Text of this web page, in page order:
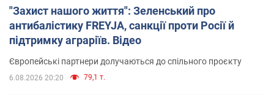
"Захист нашого життя": Зеленський про
антибалістику FREYJA, санкції проти Росії й
підтримку аграріїв. Відео
Європейські партнери долучаються до спільного проєкту
6.08.2026 20:20 79,1 т.